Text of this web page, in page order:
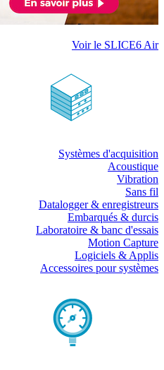
Voir le SLICE6 Air
Systèmes d'acquisition
Acoustique
Vibration
Sans fil
Datalogger & enregistreurs
Embarqués & durcis
Laboratoire & banc d'essais
Motion Capture
Logiciels & Applis
Accessoires pour systèmes